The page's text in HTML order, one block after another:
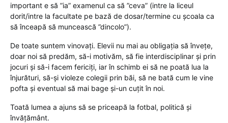
important e să ”ia” examenul ca să ”ceva” (intre la liceul
dorit/intre la facultate pe bază de dosar/termine cu școala ca
să înceapă să muncească ”dincolo”).
De toate suntem vinovați. Elevii nu mai au obligația să învețe,
doar noi să predăm, să-i motivăm, să fie interdisciplinar și prin
jocuri și să-i facem fericiți, iar în schimb ei să ne poată lua la
înjurături, să-și violeze colegii prin băi, să ne bată cum le vine
pofta și eventual să mai bage și-un cuțit în noi.
Toată lumea a ajuns să se priceapă la fotbal, politică și
învățământ.